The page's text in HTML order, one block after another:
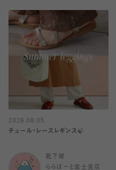
2026.08.05
チュール・レースレギンス🍃
靴下屋
ららぽーと富士見店